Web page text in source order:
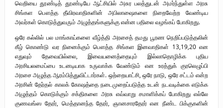
வெறியை தூண்டித் தூண்டியே ஆட்சியில் அசுர பலத்துடன் அமர்ந்துள்ள அரசு
சிங்கள பௌத்த தீவிரவாதிகளின் அபிலாஷைகளை நிறைவேற்ற வேண்டிய
அவர்கள் கொடுத்துவரும் அழுத்தங்களுக்கு என்ன பதிலை வழங்கப் போகிறது.
ஒரே கல்லில் பல மாங்காய்களை வீழ்த்தி அரசைத் தமது பூரண நெறிப்படுத்தலின்
கீழ் கொண்டு வர நினைக்கும் பௌத்த சிங்கள இனவாதிகள் 13,19,20 என
எதுவும் தேவையில்லை, இவையனைத்தையும் இல்லாதொழிக்க புதிய
அரசியலமைப்பை உடனடியாக உருவாக்க வேண்டும் என உரத்துக் குரலெழுப்பி
அரசை அழுத்த ஆரம்பித்துவிட்டார்கள். ஒற்றையாட்சி, ஒரே நாடு, ஒரே சட்டம் என்ற
அரசின் தேர்தல் காலக் கோஷத்தை நடைமுறைப்படுத்த உடன் நடவடிக்கை எடுக்க
அழுத்தம் கொடுக்கும் சக்திகளை அரசு எவ்வாறு சமாளிக்கப் போகிறது எல்லே
குணவங்ஸ தேரர், மெத்தானந்த தேரர், ஞானசாரதேரர் என நீண்ட பிக்குகளின்